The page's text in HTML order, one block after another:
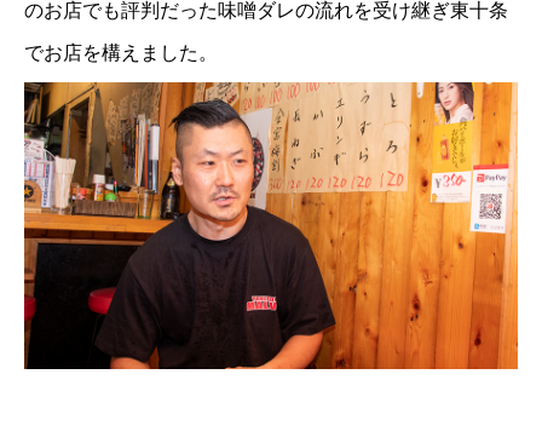
のお店でも評判だった味噌ダレの流れを受け継ぎ東十条
でお店を構えました。